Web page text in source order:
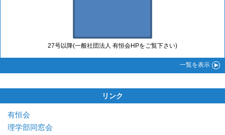
27号以降(一般社団法人 有恒会HPをご覧下さい)
一覧を表示
リンク
有恒会
理学部同窓会